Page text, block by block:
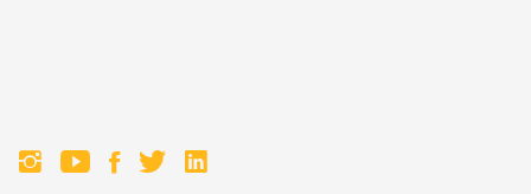
F
F
F F